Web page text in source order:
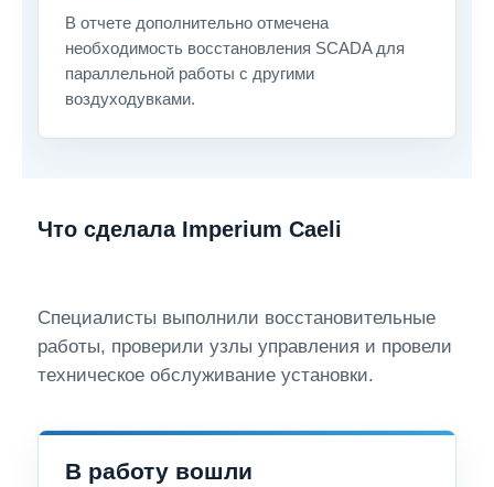
В отчете дополнительно отмечена
необходимость восстановления SCADA для
параллельной работы с другими
воздуходувками.
Что сделала Imperium Caeli
Специалисты выполнили восстановительные
работы, проверили узлы управления и провели
техническое обслуживание установки.
В работу вошли